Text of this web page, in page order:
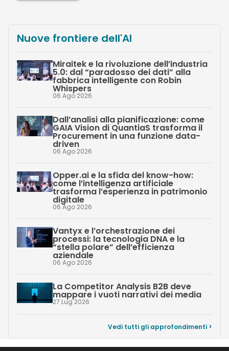
Nuove frontiere dell'AI
Miraitek e la rivoluzione dell’industria
5.0: dal “paradosso dei dati” alla
fabbrica intelligente con Robin
Whispers
06 Ago 2026
Dall’analisi alla pianificazione: come
GAIA Vision di QuantiaS trasforma il
Procurement in una funzione data-
driven
06 Ago 2026
Opper.ai e la sfida del know-how:
come l’intelligenza artificiale
trasforma l’esperienza in patrimonio
digitale
06 Ago 2026
Vantyx e l’orchestrazione dei
processi: la tecnologia DNA e la
“stella polare” dell’efficienza
aziendale
06 Ago 2026
La Competitor Analysis B2B deve
mappare i vuoti narrativi dei media
27 Lug 2026
Vedi tutti gli approfondimenti >